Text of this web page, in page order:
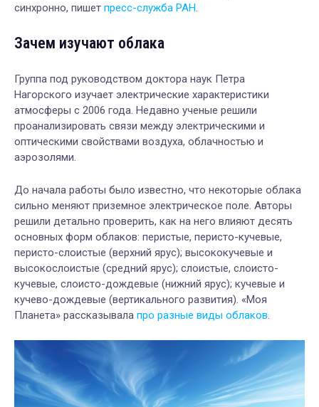
синхронно, пишет пресс-служба РАН.
Зачем изучают облака
Группа под руководством доктора наук Петра
Нагорского изучает электрические характеристики
атмосферы с 2006 года. Недавно ученые решили
проанализировать связи между электрическими и
оптическими свойствами воздуха, облачностью и
аэрозолями.
До начала работы было известно, что некоторые облака
сильно меняют приземное электрическое поле. Авторы
решили детально проверить, как на него влияют десять
основных форм облаков: перистые, перисто-кучевые,
перисто-слоистые (верхний ярус); высококучевые и
высокослоистые (средний ярус); слоистые, слоисто-
кучевые, слоисто-дождевые (нижний ярус); кучевые и
кучево-дождевые (вертикального развития). «Моя
Планета» рассказывала про разные виды облаков.